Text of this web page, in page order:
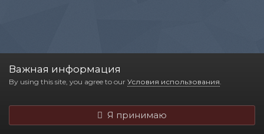
Важная информация
By using this site, you agree to our Условия использования.
Я принимаю